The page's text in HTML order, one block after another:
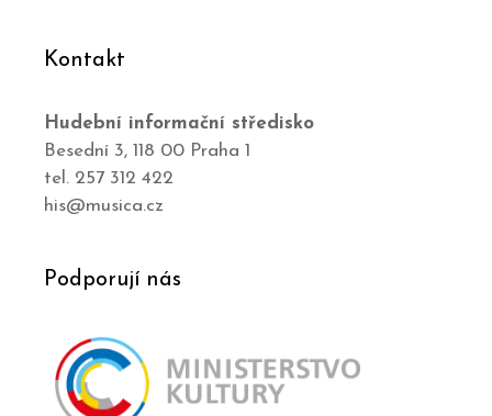
Kontakt
Hudební informační středisko
Besední 3, 118 00 Praha 1
tel. 257 312 422
his@musica.cz
Podporují nás